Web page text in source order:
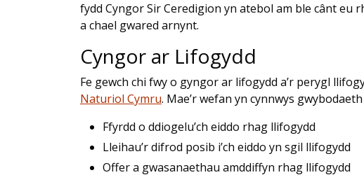
fydd Cyngor Sir Ceredigion yn atebol am ble cânt eu
a chael gwared arnynt.
Cyngor ar Lifogydd
Fe gewch chi fwy o gyngor ar lifogydd a’r perygl
Naturiol Cymru. Mae’r wefan yn cynnwys gwybodaeth
Ffyrdd o ddiogelu’ch eiddo rhag llifogydd
Lleihau’r difrod posib i’ch eiddo yn sgil llifogydd
Offer a gwasanaethau amddiffyn rhag llifogydd